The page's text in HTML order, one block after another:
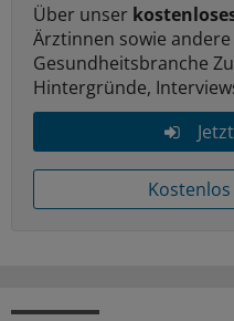
Über unser
Ärztinnen sowie
Gesundheitsbranche
Hintergründe,